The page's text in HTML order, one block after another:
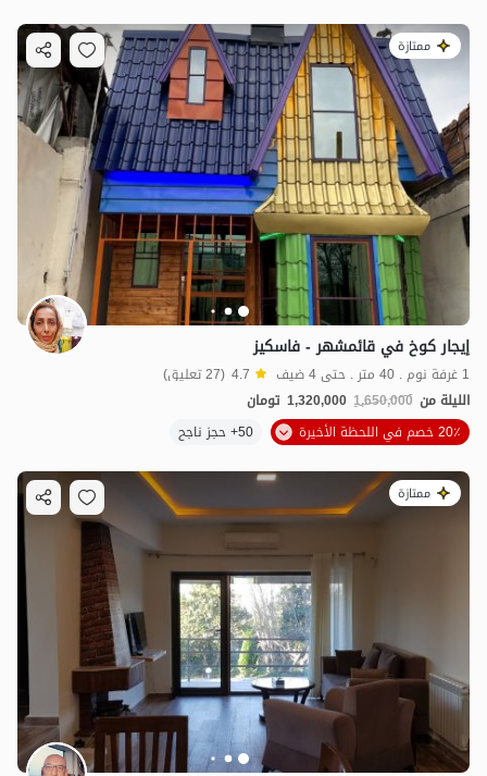
ممتازة
إيجار كوخ في قائمشهر - فاسكيز
1 غرفة نوم . 40 متر . حتى 4 ضيف 4.7 (27 تعليق)
الليلة من 1,650,000
1,320,000 تومان
20٪ خصم في اللحظة الأخيرة
50+ حجز ناجح
ممتازة